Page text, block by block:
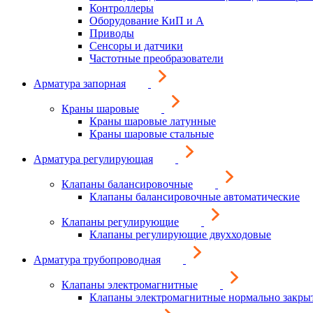
Контроллеры
Оборудование КиП и А
Приводы
Сенсоры и датчики
Частотные преобразователи
Арматура запорная
Краны шаровые
Краны шаровые латунные
Краны шаровые стальные
Арматура регулирующая
Клапаны балансировочные
Клапаны балансировочные автоматические
Клапаны регулирующие
Клапаны регулирующие двухходовые
Арматура трубопроводная
Клапаны электромагнитные
Клапаны электромагнитные нормально